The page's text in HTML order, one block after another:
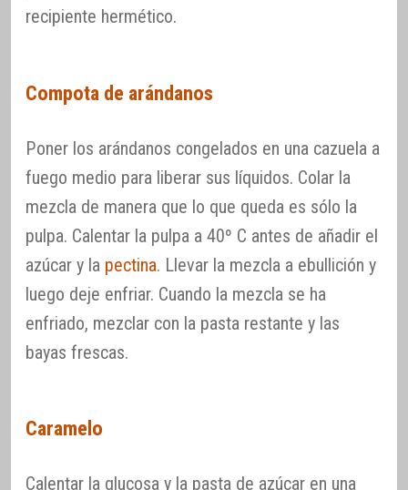
recipiente hermético.
Compota de arándanos
Poner los arándanos congelados en una cazuela a
fuego medio para liberar sus líquidos. Colar la
mezcla de manera que lo que queda es sólo la
pulpa. Calentar la pulpa a 40º C antes de añadir el
azúcar y la pectina. Llevar la mezcla a ebullición y
luego deje enfriar. Cuando la mezcla se ha
enfriado, mezclar con la pasta restante y las
bayas frescas.
Caramelo
Calentar la glucosa y la pasta de azúcar en una